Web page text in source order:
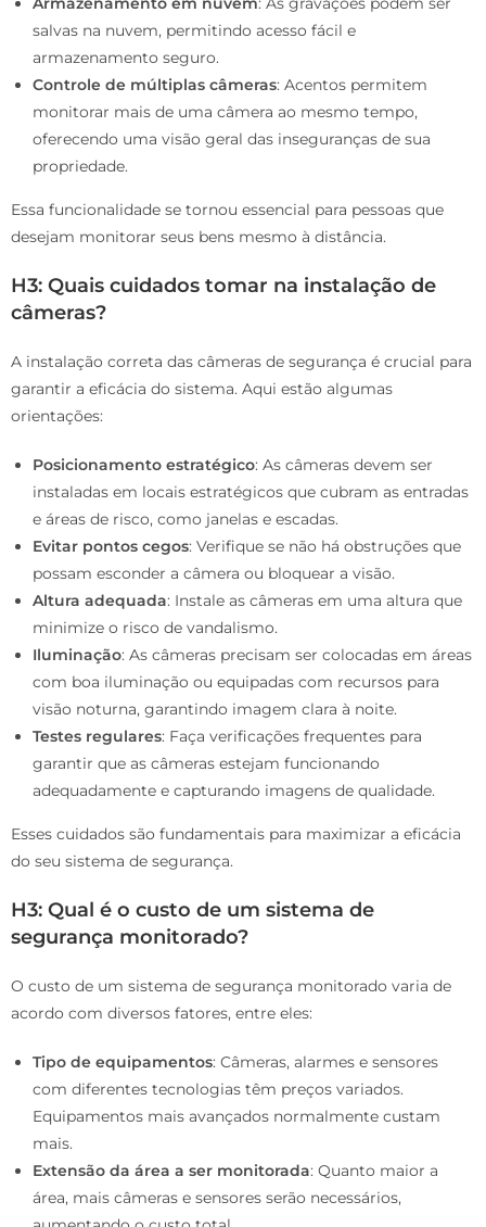
salvas na nuvem, permitindo acesso fácil e
armazenamento seguro.
Controle de múltiplas câmeras: Acentos permitem
monitorar mais de uma câmera ao mesmo tempo,
oferecendo uma visão geral das inseguranças de sua
propriedade.
Essa funcionalidade se tornou essencial para pessoas que
desejam monitorar seus bens mesmo à distância.
H3: Quais cuidados tomar na instalação de
câmeras?
A instalação correta das câmeras de segurança é crucial para
garantir a eficácia do sistema. Aqui estão algumas
orientações:
Posicionamento estratégico: As câmeras devem ser
instaladas em locais estratégicos que cubram as entradas
e áreas de risco, como janelas e escadas.
Evitar pontos cegos: Verifique se não há obstruções que
possam esconder a câmera ou bloquear a visão.
Altura adequada: Instale as câmeras em uma altura que
minimize o risco de vandalismo.
Iluminação: As câmeras precisam ser colocadas em áreas
com boa iluminação ou equipadas com recursos para
visão noturna, garantindo imagem clara à noite.
Testes regulares: Faça verificações frequentes para
garantir que as câmeras estejam funcionando
adequadamente e capturando imagens de qualidade.
Esses cuidados são fundamentais para maximizar a eficácia
do seu sistema de segurança.
H3: Qual é o custo de um sistema de
segurança monitorado?
O custo de um sistema de segurança monitorado varia de
acordo com diversos fatores, entre eles:
Tipo de equipamentos: Câmeras, alarmes e sensores
com diferentes tecnologias têm preços variados.
Equipamentos mais avançados normalmente custam
mais.
Extensão da área a ser monitorada: Quanto maior a
área, mais câmeras e sensores serão necessários,